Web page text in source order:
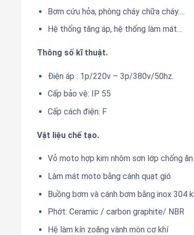
Bơm cứu hỏa, phòng cháy chữa cháy….
Hệ thống tăng áp, hệ thống làm mát…
Thông số kĩ thuật.
Điện áp : 1p/220v – 3p/380v/50hz.
Cấp bảo vệ: IP 55
Cấp cách điện: F
Vật liệu chế tạo.
Vỏ moto hợp kim nhôm sơn lớp chống
Làm mát moto bằng cánh quạt gió
Buồng bơm và cánh bơm bằng inox 304
Phớt: Ceramic / carbon graphite/ NBR
Hệ làm kín zoăng vành mòn cơ khí